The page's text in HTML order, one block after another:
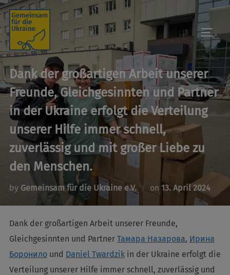
Skip
to
content
Dank der großartigen Arbeit unserer
Freunde, Gleichgesinnten und Partner
in der Ukraine erfolgt die Verteilung
unserer Hilfe immer schnell,
zuverlässig und mit großer Liebe zu
den Menschen.
by Gemeinsam für die Ukraine e.V. on Posted
13. April 2024
Dank der großartigen Arbeit unserer Freunde,
Gleichgesinnten und Partner Тамара Назарова, Ирина
Боронилоund Daniel Twardzikin der Ukraine erfolgt die
Verteilung unserer Hilfe immer schnell, zuverlässig und